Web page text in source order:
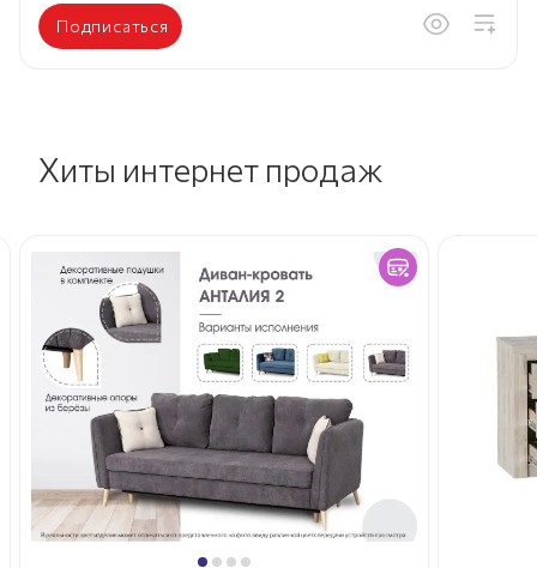
Подписаться
Хиты интернет продаж